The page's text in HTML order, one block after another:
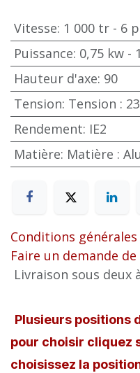
Vitesse: 1 000 tr - 6
Puissance: 0,75 kw -
Hauteur d'axe: 90
Tension: Tension :
Rendement: IE2
Matière: Matière :
Conditions générales
Faire un demande
Livraison sous deux
Plusieurs positions
pour choisir cliquez
choisissez la